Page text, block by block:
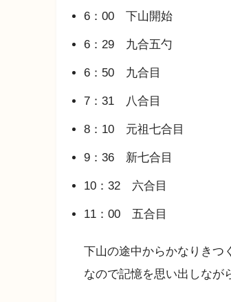
6：00 下山開始
6：29 九合五勺
6：50 九合目
7：31 八合目
8：10 元祖七合目
9：36 新七合目
10：32 六合目
11：00 五合目
下山の途中からかなりきつ
なので記憶を思い出しなが